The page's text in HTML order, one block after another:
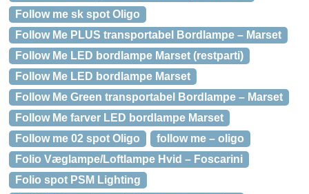
Follow me sk spot Oligo
Follow Me PLUS transportabel Bordlampe – Marset
Follow Me LED bordlampe Marset (restparti)
Follow Me LED bordlampe Marset
Follow Me Green transportabel Bordlampe – Marset
Follow Me farver LED bordlampe Marset
Follow me 02 spot Oligo
follow me – oligo
Folio Væglampe/Loftlampe Hvid – Foscarini
Folio spot PSM Lighting